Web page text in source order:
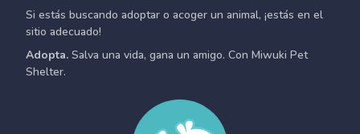
Si estás buscando adoptar o acoger un animal, ¡estás en el
sitio adecuado!
Adopta. Salva una vida, gana un amigo. Con Miwuki Pet
Shelter.